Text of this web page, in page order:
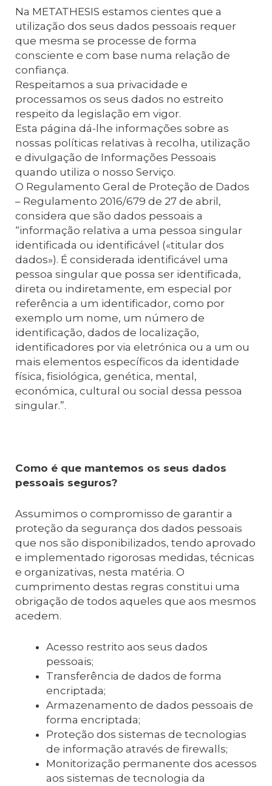
Na METATHESIS estamos cientes que a
utilização dos seus dados pessoais requer
que mesma se processe de forma
consciente e com base numa relação de
confiança.
Respeitamos a sua privacidade e
processamos os seus dados no estreito
respeito da legislação em vigor.
Esta página dá-lhe informações sobre as
nossas políticas relativas à recolha, utilização
e divulgação de Informações Pessoais
quando utiliza o nosso Serviço.
O Regulamento Geral de Proteção de Dados
– Regulamento 2016/679 de 27 de abril,
considera que são dados pessoais a
“informação relativa a uma pessoa singular
identificada ou identificável («titular dos
dados»). É considerada identificável uma
pessoa singular que possa ser identificada,
direta ou indiretamente, em especial por
referência a um identificador, como por
exemplo um nome, um número de
identificação, dados de localização,
identificadores por via eletrónica ou a um ou
mais elementos específicos da identidade
física, fisiológica, genética, mental,
económica, cultural ou social dessa pessoa
singular.”.
Como é que mantemos os seus dados
pessoais seguros?
Assumimos o compromisso de garantir a
proteção da segurança dos dados pessoais
que nos são disponibilizados, tendo aprovado
e implementado rigorosas medidas, técnicas
e organizativas, nesta matéria. O
cumprimento destas regras constitui uma
obrigação de todos aqueles que aos mesmos
acedem.
Acesso restrito aos seus dados
pessoais;
Transferência de dados de forma
encriptada;
Armazenamento de dados pessoais de
forma encriptada;
Proteção dos sistemas de tecnologias
de informação através de firewalls;
Monitorização permanente dos acessos
aos sistemas de tecnologia da